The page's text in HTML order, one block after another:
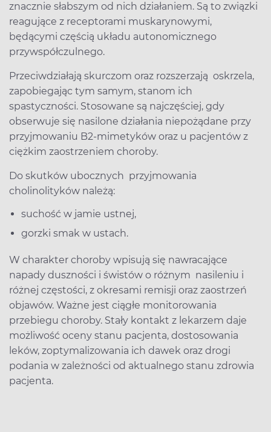
znacznie słabszym od nich działaniem. Są to związki
reagujące z receptorami muskarynowymi,
będącymi częścią układu autonomicznego
przywspółczulnego.
Przeciwdziałają skurczom oraz rozszerzają oskrzela,
zapobiegając tym samym, stanom ich
spastyczności. Stosowane są najczęściej, gdy
obserwuje się nasilone działania niepożądane przy
przyjmowaniu B2-mimetyków oraz u pacjentów z
ciężkim zaostrzeniem choroby.
Do skutków ubocznych przyjmowania
cholinolityków należą:
suchość w jamie ustnej,
gorzki smak w ustach.
W charakter choroby wpisują się nawracające
napady duszności i świstów o różnym nasileniu i
różnej częstości, z okresami remisji oraz zaostrzeń
objawów. Ważne jest ciągłe monitorowania
przebiegu choroby. Stały kontakt z lekarzem daje
możliwość oceny stanu pacjenta, dostosowania
leków, zoptymalizowania ich dawek oraz drogi
podania w zależności od aktualnego stanu zdrowia
pacjenta.